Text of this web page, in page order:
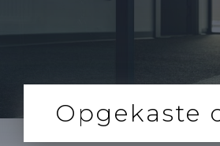
Opgekaste